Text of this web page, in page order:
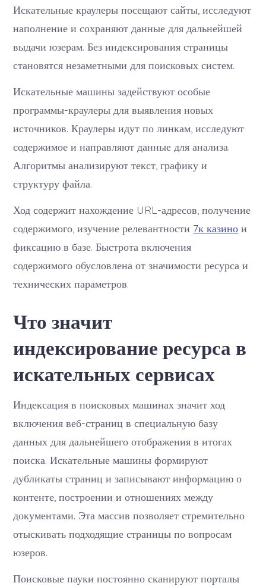
Искательные краулеры посещают сайты, исследуют
наполнение и сохраняют данные для дальнейшей
выдачи юзерам. Без индексирования страницы
становятся незаметными для поисковых систем.
Искательные машины задействуют особые
программы-краулеры для выявления новых
источников. Краулеры идут по линкам, исследуют
содержимое и направляют данные для анализа.
Алгоритмы анализируют текст, графику и
структуру файла.
Ход содержит нахождение URL-адресов, получение
содержимого, изучение релевантности 7к казино и
фиксацию в базе. Быстрота включения
содержимого обусловлена от значимости ресурса и
технических параметров.
Что значит
индексирование ресурса в
искательных сервисах
Индексация в поисковых машинах значит ход
включения веб-страниц в специальную базу
данных для дальнейшего отображения в итогах
поиска. Искательные машины формируют
дубликаты страниц и записывают информацию о
контенте, построении и отношениях между
документами. Эта массив позволяет стремительно
отыскивать подходящие страницы по вопросам
юзеров.
Поисковые пауки постоянно сканируют порталы